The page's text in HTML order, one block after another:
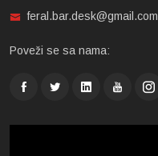
feral.bar.desk@gmail.com
Poveži se sa nama: